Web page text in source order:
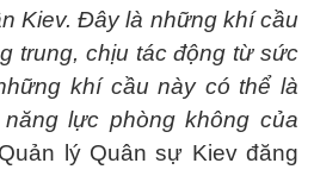
Kiev. Đây là những khí cầu
trung, chịu tác động từ sức
khí cầu này có thể là
lực phòng không của
lý Quân sự Kiev đăng